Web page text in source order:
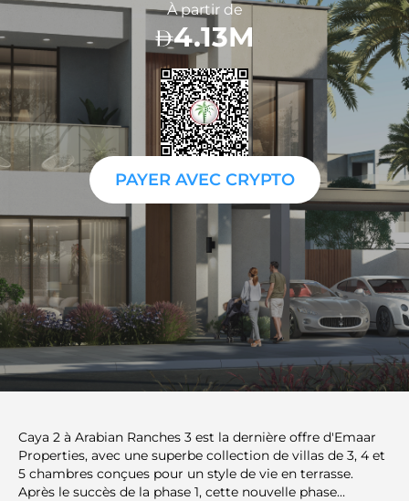
À partir de
4.13M
PAYER AVEC CRYPTO
Caya 2 à Arabian Ranches 3 est la dernière offre d'Emaar
Properties, avec une superbe collection de villas de 3, 4 et
5 chambres conçues pour un style de vie en terrasse.
Après le succès de la phase 1, cette nouvelle phase